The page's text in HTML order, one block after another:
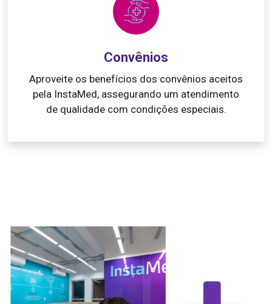
Convênios
Aproveite os benefícios dos convênios aceitos
pela InstaMed, assegurando um atendimento
de qualidade com condições especiais.